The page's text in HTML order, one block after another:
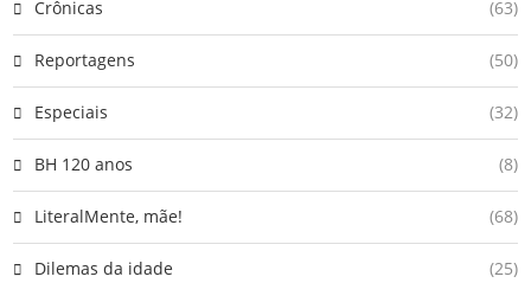
Crônicas (63)
Reportagens (50)
Especiais (32)
BH 120 anos (8)
LiteralMente, mãe! (68)
Dilemas da idade (25)